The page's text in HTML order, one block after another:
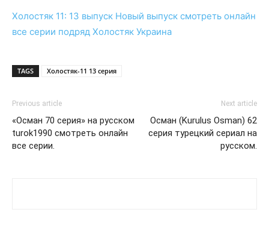
Холостяк 11: 13 выпуск Новый выпуск смотреть онлайн
все серии подряд Холостяк Украина
TAGS Холостяк-11 13 серия
Previous article
«Осман 70 серия» на русском
turok1990 смотреть онлайн
все серии.
Next article
Осман (Kurulus Osman) 62
серия турецкий сериал на
русском.